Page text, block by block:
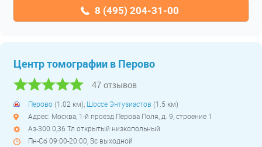
8 (495) 204-31-00
Центр томографии в Перово
47 отзывов
Перово(1.02 км), Шоссе Энтузиастов (1.5 км)
Адрес: Москва, 1-й проезд Перова Поля, д. 9, строение 1
Аз-300 0,36 Тл открытый низкопольный
Пн-Сб 09:00-20:00, Вс выходной